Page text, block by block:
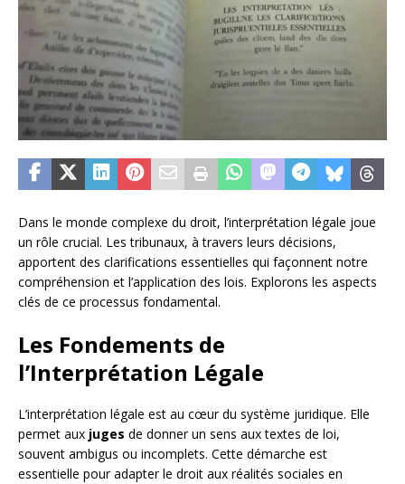
Dans le monde complexe du droit, l’interprétation légale joue
un rôle crucial. Les tribunaux, à travers leurs décisions,
apportent des clarifications essentielles qui façonnent notre
compréhension et l’application des lois. Explorons les aspects
clés de ce processus fondamental.
Les Fondements de
l’Interprétation Légale
L’interprétation légale est au cœur du système juridique. Elle
permet aux juges de donner un sens aux textes de loi,
souvent ambigus ou incomplets. Cette démarche est
essentielle pour adapter le droit aux réalités sociales en